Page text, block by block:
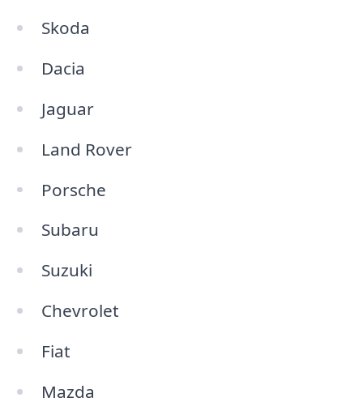
Skoda
Dacia
Jaguar
Land Rover
Porsche
Subaru
Suzuki
Chevrolet
Fiat
Mazda